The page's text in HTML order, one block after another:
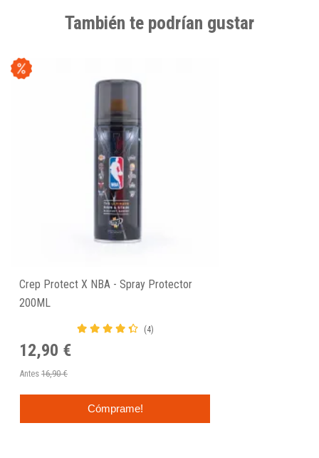
También te podrían gustar
Crep Protect X NBA - Spray Protector
200ML
(4)
12,90 €
Antes 16,90 €
Cómprame!